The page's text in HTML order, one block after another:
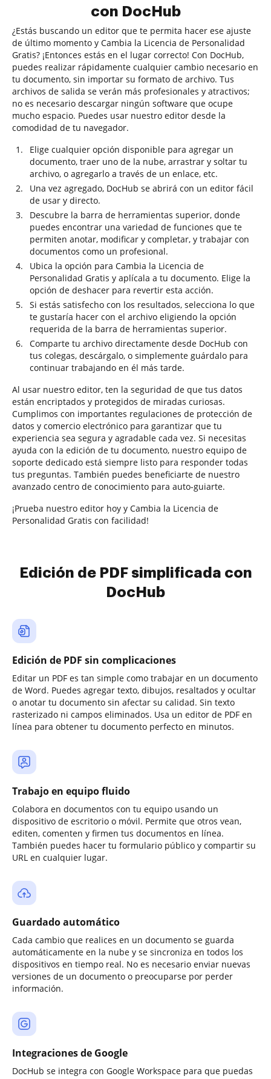
con DocHub
¿Estás buscando un editor que te permita hacer ese ajuste
de último momento y Cambia la Licencia de Personalidad
Gratis? ¡Entonces estás en el lugar correcto! Con DocHub,
puedes realizar rápidamente cualquier cambio necesario en
tu documento, sin importar su formato de archivo. Tus
archivos de salida se verán más profesionales y atractivos;
no es necesario descargar ningún software que ocupe
mucho espacio. Puedes usar nuestro editor desde la
comodidad de tu navegador.
Elige cualquier opción disponible para agregar un
documento, traer uno de la nube, arrastrar y soltar tu
archivo, o agregarlo a través de un enlace, etc.
Una vez agregado, DocHub se abrirá con un editor fácil
de usar y directo.
Descubre la barra de herramientas superior, donde
puedes encontrar una variedad de funciones que te
permiten anotar, modificar y completar, y trabajar con
documentos como un profesional.
Ubica la opción para Cambia la Licencia de
Personalidad Gratis y aplícala a tu documento. Elige la
opción de deshacer para revertir esta acción.
Si estás satisfecho con los resultados, selecciona lo que
te gustaría hacer con el archivo eligiendo la opción
requerida de la barra de herramientas superior.
Comparte tu archivo directamente desde DocHub con
tus colegas, descárgalo, o simplemente guárdalo para
continuar trabajando en él más tarde.
Al usar nuestro editor, ten la seguridad de que tus datos
están encriptados y protegidos de miradas curiosas.
Cumplimos con importantes regulaciones de protección de
datos y comercio electrónico para garantizar que tu
experiencia sea segura y agradable cada vez. Si necesitas
ayuda con la edición de tu documento, nuestro equipo de
soporte dedicado está siempre listo para responder todas
tus preguntas. También puedes beneficiarte de nuestro
avanzado centro de conocimiento para auto-guiarte.
¡Prueba nuestro editor hoy y Cambia la Licencia de
Personalidad Gratis con facilidad!
Edición de PDF simplificada con
DocHub
Edición de PDF sin complicaciones
Editar un PDF es tan simple como trabajar en un documento
de Word. Puedes agregar texto, dibujos, resaltados y ocultar
o anotar tu documento sin afectar su calidad. Sin texto
rasterizado ni campos eliminados. Usa un editor de PDF en
línea para obtener tu documento perfecto en minutos.
Trabajo en equipo fluido
Colabora en documentos con tu equipo usando un
dispositivo de escritorio o móvil. Permite que otros vean,
editen, comenten y firmen tus documentos en línea.
También puedes hacer tu formulario público y compartir su
URL en cualquier lugar.
Guardado automático
Cada cambio que realices en un documento se guarda
automáticamente en la nube y se sincroniza en todos los
dispositivos en tiempo real. No es necesario enviar nuevas
versiones de un documento o preocuparse por perder
información.
Integraciones de Google
DocHub se integra con Google Workspace para que puedas